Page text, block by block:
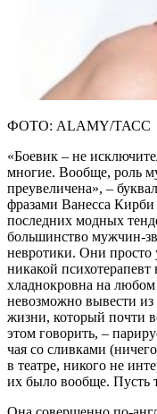
ФОТО: ALAMY/ТАСС
«Боевик – не
многие. Вообще, роль
преувеличена», –
фразами Ванесса Кирби
последних модных
большинство мужчин-
невротики. Они просто
никакой
хладнокровна на
невозможно вывести
жизни, который почти
этом говорить, –
чая со сливками
в театре, никого не
их было вообще. Пусть